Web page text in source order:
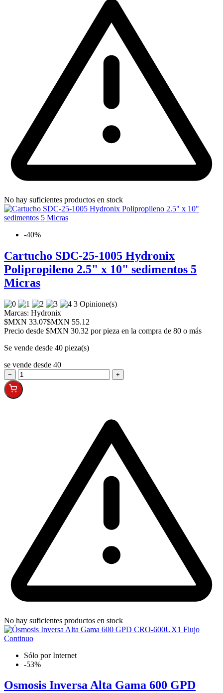
No hay suficientes productos en stock
-40%
Cartucho SDC-25-1005 Hydronix
Polipropileno 2.5" x 10" sedimentos 5
Micras
3 Opinione(s)
Marcas: Hydronix
$MXN 33.07$MXN 55.12
Precio desde $MXN 30.32 por pieza en la compra de 80 o más
Se vende desde 40 pieza(s)
se vende desde 40
− +
No hay suficientes productos en stock
Sólo por Internet
-53%
Osmosis Inversa Alta Gama 600 GPD